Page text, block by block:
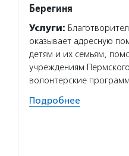
Берегиня
Услуги:
оказывает адресную
детям и их семьям,
учреждениям
волонтерские
Подробнее